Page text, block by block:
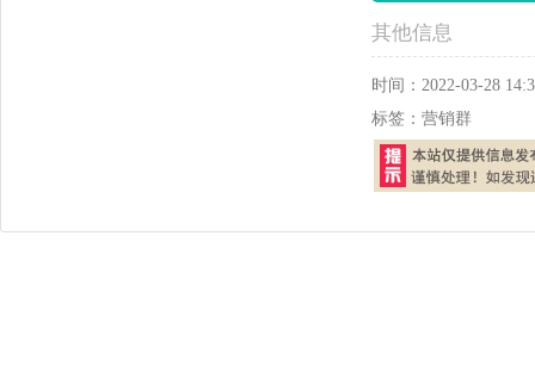
其他信息
时间： 2022-03-28
标签： 营销群